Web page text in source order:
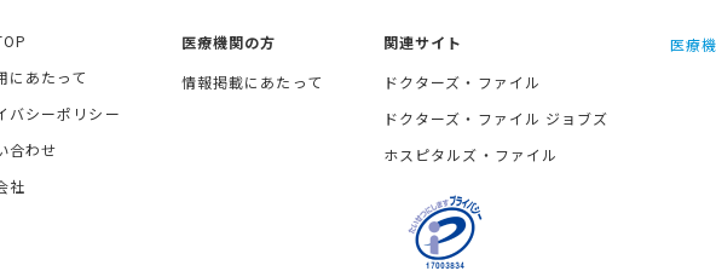
にあたって
バシーポリシー
合わせ
社
医療機関の方
情報掲載にあたって
関連サイト
ドクターズ・ファイル
ドクターズ・ファイル ジョブズ
ホスピタルズ・ファイル
医療